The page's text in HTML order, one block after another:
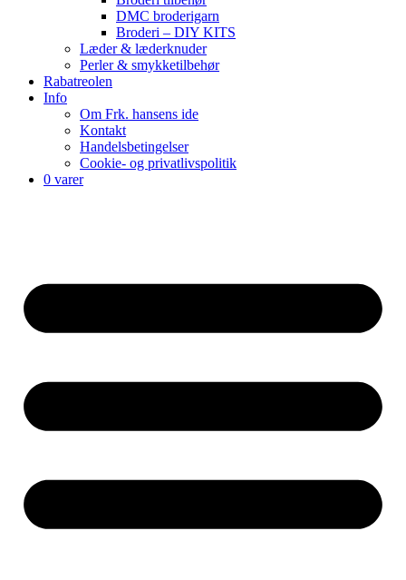
DMC broderigarn
Broderi – DIY KITS
Læder & læderknuder
Perler & smykketilbehør
Rabatreolen
Info
Om Frk. hansens ide
Kontakt
Handelsbetingelser
Cookie- og privatlivspolitik
0 varer